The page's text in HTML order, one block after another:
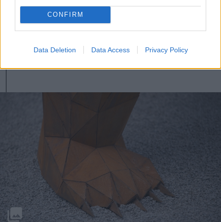
CONFIRM
Data Deletion Data Access Privacy Policy